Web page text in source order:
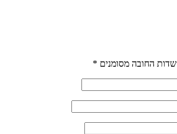
שדות החובה מסומנים *